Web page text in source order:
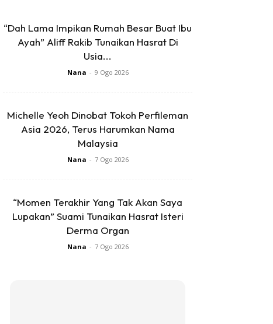
“Dah Lama Impikan Rumah Besar Buat Ibu
Ayah” Aliff Rakib Tunaikan Hasrat Di
Usia...
Nana - 9 Ogo 2026
Michelle Yeoh Dinobat Tokoh Perfileman
Asia 2026, Terus Harumkan Nama
Malaysia
Nana - 7 Ogo 2026
“Momen Terakhir Yang Tak Akan Saya
Lupakan” Suami Tunaikan Hasrat Isteri
Derma Organ
Nana - 7 Ogo 2026